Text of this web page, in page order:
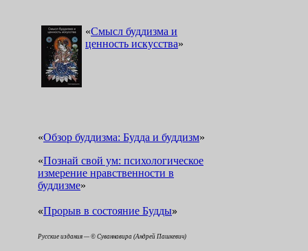
«Смысл буддизма и
ценность искусства»
«Обзор буддизма: Будда и буддизм»
«Познай свой ум: психологическое
измерение нравственности в
буддизме»
«Прорыв в состояние Будды»
Русские издания — © Суваннавира (Андрей Пашкевич)